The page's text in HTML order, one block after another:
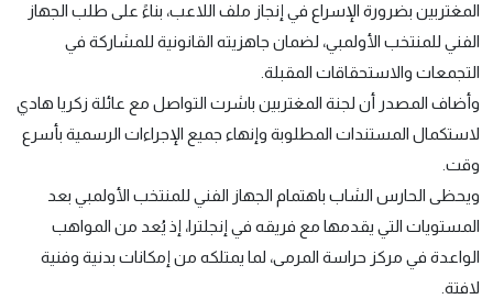
المغتربين بضرورة الإسراع في إنجاز ملف اللاعب، بناءً على طلب الجهاز
الفني للمنتخب الأولمبي، لضمان جاهزيته القانونية للمشاركة في
التجمعات والاستحقاقات المقبلة.
وأضاف المصدر أن لجنة المغتربين باشرت التواصل مع عائلة زكريا هادي
لاستكمال المستندات المطلوبة وإنهاء جميع الإجراءات الرسمية بأسرع
وقت.
ويحظى الحارس الشاب باهتمام الجهاز الفني للمنتخب الأولمبي بعد
المستويات التي يقدمها مع فريقه في إنجلترا، إذ يُعد من المواهب
الواعدة في مركز حراسة المرمى، لما يمتلكه من إمكانات بدنية وفنية
لافتة.